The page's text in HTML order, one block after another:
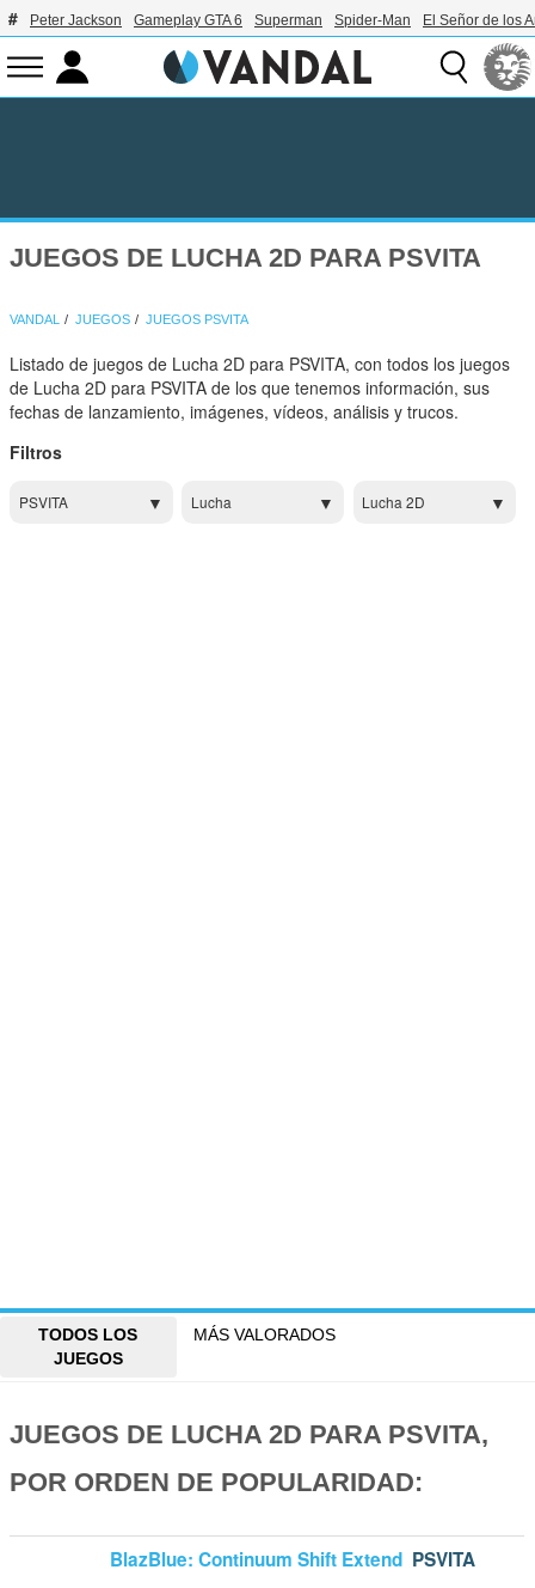
Peter Jackson Gameplay GTA 6 Superman Spider-Man El Señor de los
JUEGOS DE LUCHA 2D PARA PSVITA
VANDAL JUEGOS JUEGOS PSVITA
Listado de juegos de Lucha 2D para PSVITA, con todos los juegos
de Lucha 2D para PSVITA de los que tenemos información, sus
fechas de lanzamiento, imágenes, vídeos, análisis y trucos.
Filtros
PSVITA Lucha Lucha 2D
TODOS LOS
JUEGOS
MÁS VALORADOS
JUEGOS DE LUCHA 2D PARA PSVITA,
POR ORDEN DE POPULARIDAD:
BlazBlue: Continuum Shift Extend PSVITA